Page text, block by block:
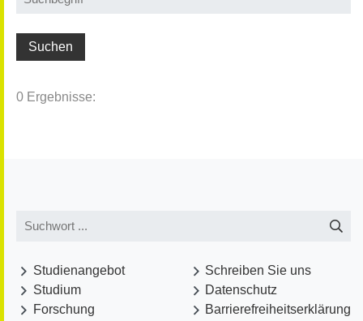
0 Ergebnisse:
Studienangebot
Studium
Forschung
Schreiben Sie uns
Datenschutz
Barrierefreiheitserklärung